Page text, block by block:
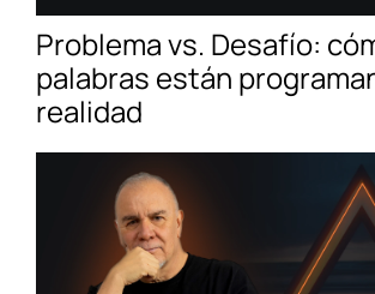
Problema vs. Desafío:
palabras están
realidad